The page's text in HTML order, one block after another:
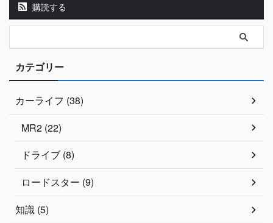
購読する
カテゴリー
カーライフ (38)
MR2 (22)
ドライブ (8)
ロードスター (9)
知識 (5)